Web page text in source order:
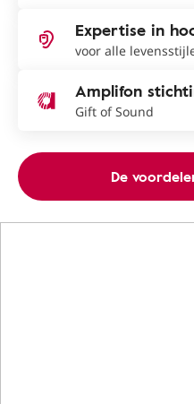
Expertise in
voor alle
Amplifon
Gift of Sound
De